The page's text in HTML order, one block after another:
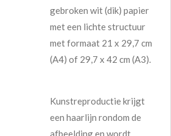
gebroken wit (dik) papier
met een lichte structuur
met formaat 21 x 29,7 cm
(A4) of 29,7 x 42 cm (A3).
Kunstreproductie krijgt
een haarlijn rondom de
afbeelding en wordt